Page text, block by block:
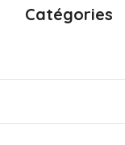
Catégories